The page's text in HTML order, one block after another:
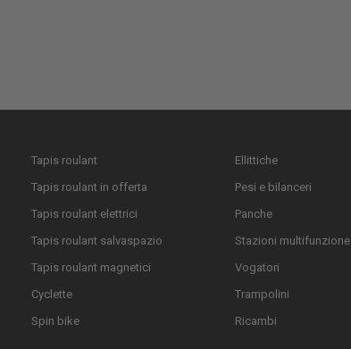
Tapis roulant
Tapis roulant in offerta
Tapis roulant elettrici
Tapis roulant salvaspazio
Tapis roulant magnetici
Cyclette
Spin bike
Ellittiche
Pesi e bilanceri
Panche
Stazioni multifunzione
Vogatori
Trampolini
Ricambi